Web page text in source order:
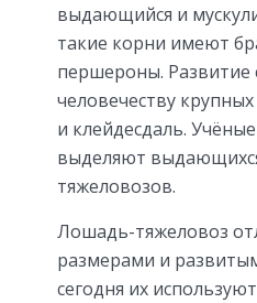
выдающийся и
такие корни имеют
першероны. Развитие
человечеству
и клейдесдаль.
выделяют
тяжеловозов.
Лошадь-тяжеловоз
размерами и
сегодня их